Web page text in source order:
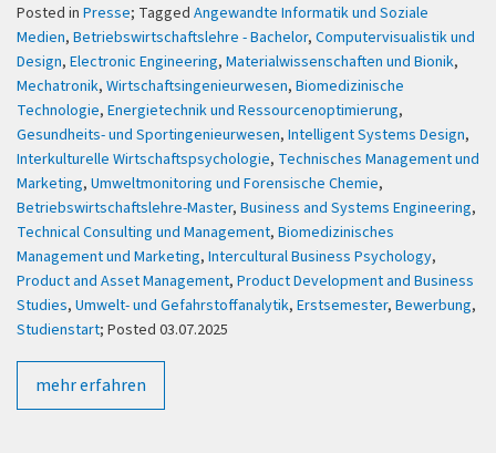
Posted in Presse; Tagged Angewandte Informatik und Soziale
Medien, Betriebswirtschaftslehre - Bachelor, Computervisualistik und
Design, Electronic Engineering, Materialwissenschaften und Bionik,
Mechatronik, Wirtschaftsingenieurwesen, Biomedizinische
Technologie, Energietechnik und Ressourcenoptimierung,
Gesundheits- und Sportingenieurwesen, Intelligent Systems Design,
Interkulturelle Wirtschaftspsychologie, Technisches Management und
Marketing, Umweltmonitoring und Forensische Chemie,
Betriebswirtschaftslehre-Master, Business and Systems Engineering,
Technical Consulting und Management, Biomedizinisches
Management und Marketing, Intercultural Business Psychology,
Product and Asset Management, Product Development and Business
Studies, Umwelt- und Gefahrstoffanalytik, Erstsemester, Bewerbung,
Studienstart; Posted 03.07.2025
mehr erfahren